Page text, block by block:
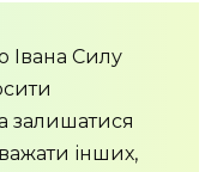
Івана Силу
залишатися
інших,